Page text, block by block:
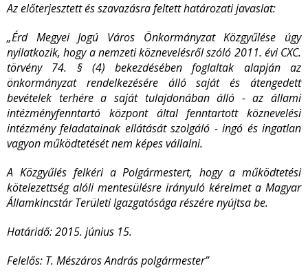
Az előterjesztett és szavazásra feltett határozati javaslat:
„Érd Megyei Jogú Város Önkormányzat Közgyűlése úgy
nyilatkozik, hogy a nemzeti köznevelésről szóló 2011. évi CXC.
törvény 74. § (4) bekezdésében foglaltak alapján az
önkormányzat rendelkezésére álló saját és átengedett
bevételek terhére a saját tulajdonában álló - az állami
intézményfenntartó központ által fenntartott köznevelési
intézmény feladatainak ellátását szolgáló - ingó és ingatlan
vagyon működtetését nem képes vállalni.
A Közgyűlés felkéri a Polgármestert, hogy a működtetési
kötelezettség alóli mentesülésre irányuló kérelmet a Magyar
Államkincstár Területi Igazgatósága részére nyújtsa be.
Határidő: 2015. június 15.
Felelős: T. Mészáros András polgármester”